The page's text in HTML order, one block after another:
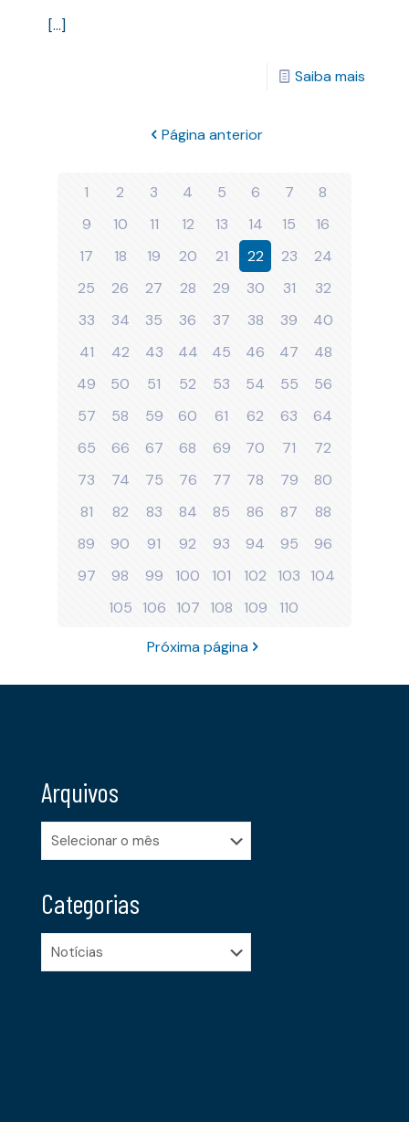
[…]
Saiba mais
Página anterior
1 2 3 4 5 6 7
8
9
10 11 12 13 14 15
16
17
18 19 20 21 22 23
24
25
26 27 28 29 30 31
32
33
34 35 36 37 38 39
40
41
42 43 44 45 46 47
48
49
50 51 52 53 54 55
56
57
58 59 60 61 62 63
64
65
66 67 68 69 70 71
72
73
74 75 76 77 78 79
80
81
82 83 84 85 86 87
88
89
90 91 92 93 94 95
96
97
98 99 100 101 102 103 104
105
106 107 108 109 110
Próxima página
Arquivos
Arquivos
Categorias
Categorias